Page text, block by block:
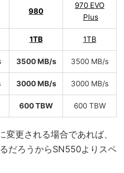
980
970 EVO
Plus
1TB 1TB
3500 MB/s 3500 MB/s
3000 MB/s 3000 MB/s
600 TBW 600 TBW
変更される場合であれば、
だろうからSN550よりスペ